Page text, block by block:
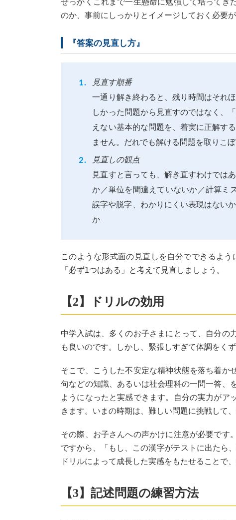
せっかくこれまで一生懸命に勉強して培ってき
のか、事前にしっかりとイメージしておく必要が
『答案の見直し方』
見直す順番
一通り解き終わると、残り時間はそれ
しかった問題から見直すのではなく、
えない基本的な問題を、着実に正解す
ません。だれでも解ける問題を取りこ
見直しの観点
見直すと言っても、解き直すわけでは
か／単位を間違えていないか／計算ミ
誤字や脱字、わかりにくい表現はない
か
このような形式面の見直しを自分でできるよ
「必ず1つはある」と考えて見直しましょう。
【2】ドリルの効用
中学入試は、多くのお子さまにとって、自分の
も良いのです。しかし、緊張しすぎて体調をく
そこで、こうした不安定な精神状態を落ち着か
句などの知識、あるいは社会理科の一問一答、
ようになったと実感できます。自分の実力がア
きます。いまの時期は、難しい問題に挑戦して
その際、お子さんへの声かけに注意が必要です
ですから、「もし、この漢字がテストに出たら
ドリルによって成長した実感をもたせることで
【3】記述問題の練習方法